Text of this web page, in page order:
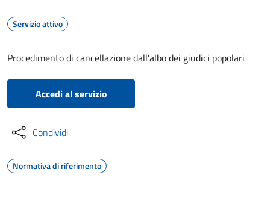
Servizio attivo
Procedimento di cancellazione dall'albo dei giudici popolari
Accedi al servizio
Condividi
Normativa di riferimento